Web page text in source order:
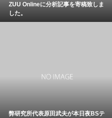
ZUU Onlineに分析記事を寄稿致しま
した。
弊研究所代表原田武夫が本日夜BSテ